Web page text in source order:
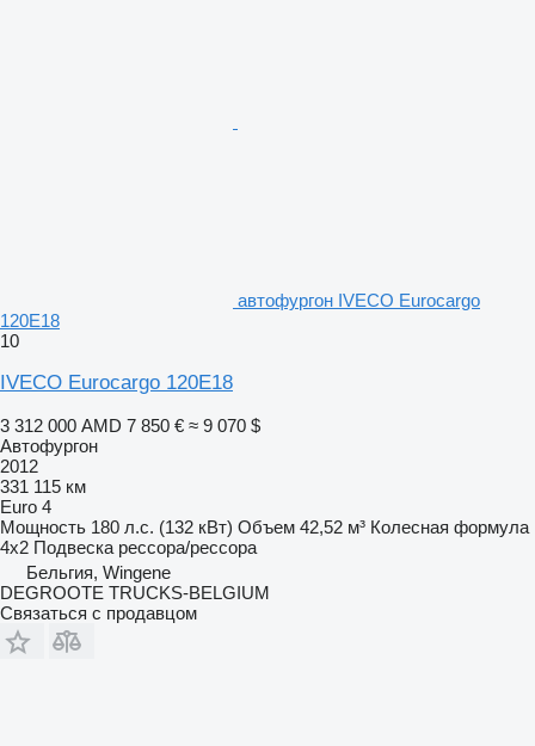
автофургон IVECO Eurocargo
120E18
10
IVECO Eurocargo 120E18
3 312 000 AMD 7 850 € ≈ 9 070 $
Автофургон
2012
331 115 км
Euro 4
Мощность 180 л.с. (132 кВт) Объем 42,52 м³ Колесная формула
4x2 Подвеска рессора/рессора
Бельгия, Wingene
DEGROOTE TRUCKS-BELGIUM
Связаться с продавцом